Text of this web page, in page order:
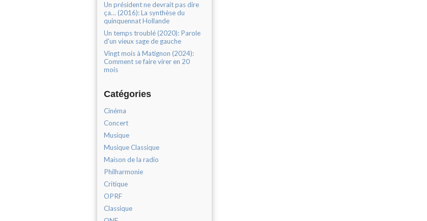
Un président ne devrait pas dire
ça… (2016): La synthèse du
quinquennat Hollande
Un temps troublé (2020): Parole
d'un vieux sage de gauche
Vingt mois à Matignon (2024):
Comment se faire virer en 20
mois
Catégories
Cinéma
Concert
Musique
Musique Classique
Maison de la radio
Philharmonie
Critique
OPRF
Classique